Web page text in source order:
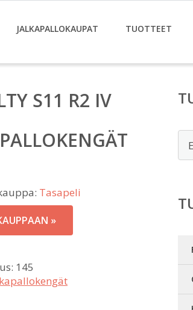
JALKAPALLOKAUPAT TUOTTEET
S11 R2 IV
Tasapeli
»
145